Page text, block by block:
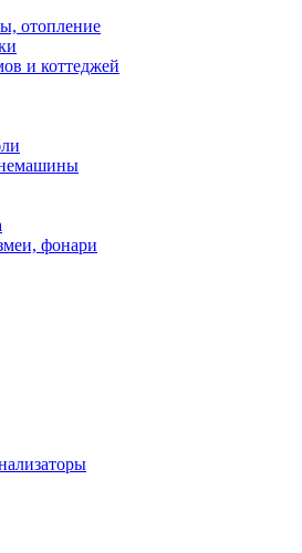
отопление
и коттеджей
фонари